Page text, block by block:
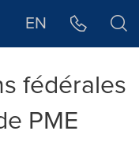
EN
fédérales
PME